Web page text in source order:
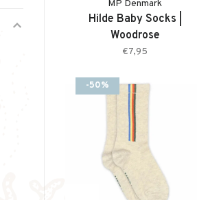
MP Denmark
Hilde Baby Socks |
Woodrose
€7,95
-50%